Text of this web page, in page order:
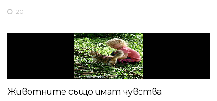
2011
Животните също имат чувства